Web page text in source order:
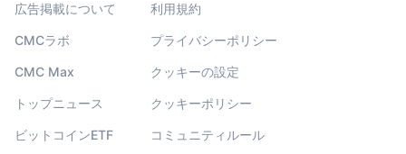
広告掲載について
CMCラボ
CMC Max
トップニュース
ビットコインETF
利用規約
プライバシーポリシー
クッキーの設定
クッキーポリシー
コミュニティルール